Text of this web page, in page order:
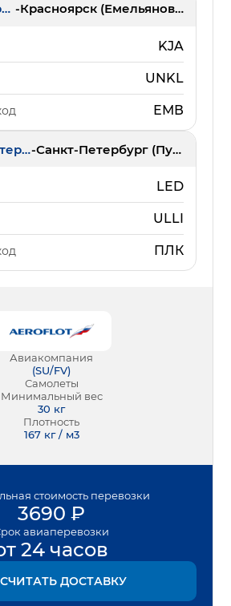
Красноярск - Красноярск (Емельяново)
KJA
UNKL
ЕМВ
Санкт-Петербург- Санкт-Петербург (Пулково)
LED
ULLI
ПЛК
Авиакомпания
(SU/FV)
Самолеты
Минимальный вес
30 кг
Плотность
167 кг / м3
стоимость перевозки
3690 ₽
авиаперевозки
24 часов
ДОСТАВКУ